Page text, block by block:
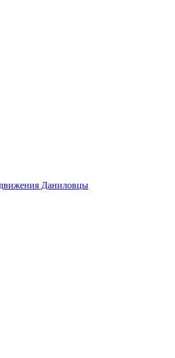
Даниловцы